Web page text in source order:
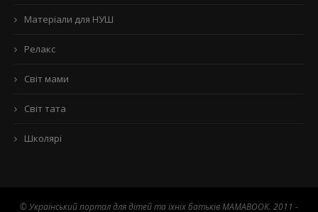
Матеріали для НУШ
Релакс
Світ мами
Світ тата
Школярі
© Український портал для дітей та їхніх батьків MAMABOOK. 2011 -